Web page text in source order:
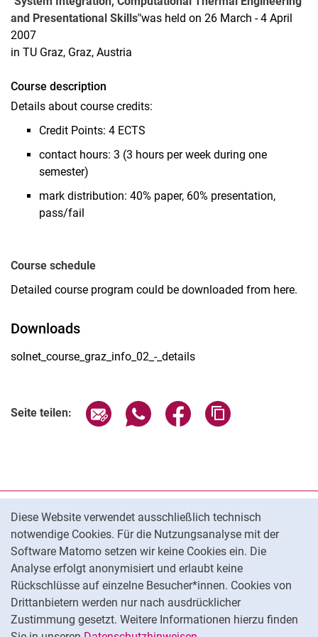
Diese Website verwendet ausschließlich technisch
notwendige Cookies. Für die Nutzungsanalyse mit der
Software Matomo setzen wir keine Cookies ein. Die
Analyse erfolgt anonymisiert und erlaubt keine
Rückschlüsse auf einzelne Besucher*innen. Cookies von
Drittanbietern werden nur nach ausdrücklicher
Zustimmung gesetzt. Weitere Informationen hierzu finden
and Presentational Skills"was held on 26 March - 4 April
2007
in TU Graz, Graz, Austria
Course description
Details about course credits:
Credit Points: 4 ECTS
contact hours: 3 (3 hours per week during one
semester)
mark distribution: 40% paper, 60% presentation,
pass/fail
Course schedule
Detailed course program could be downloaded from here.
Downloads
solnet_course_graz_info_02_-_details
Seite teilen: Seite über E-Mail teilen
Seite über WhatsApp teilen
Seite über Facebook
Datenschutz
Barrierefreiheit
Transparenter KI-Einsatz
Impressum
Cookie-Einstellungen